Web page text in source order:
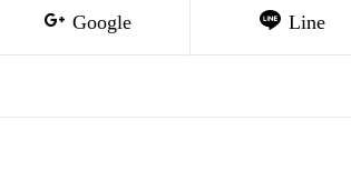
Google Line